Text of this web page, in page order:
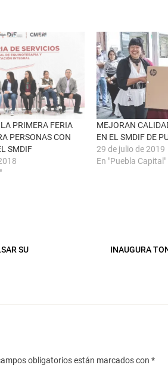
PRIMERA FERIA
PERSONAS CON
SMDIF
MEJORAN
EN EL SMDIF DE
29 de julio de 2019
En "Puebla Capital"
SU
INAUGURA
obligatorios están marcados con *